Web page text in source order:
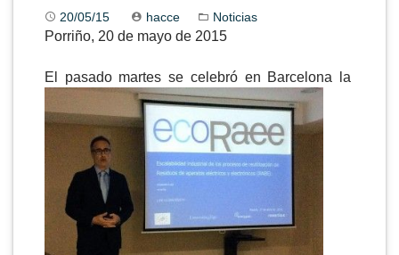
20/05/15 hacce Noticias
Porriño, 20 de mayo de 2015
El pasado martes se celebró en Barcelona la